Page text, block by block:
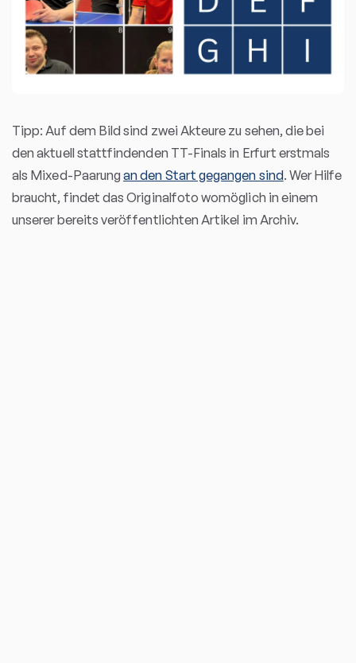
Tipp: Auf dem Bild sind zwei Akteure zu sehen, die bei
den aktuell stattfindenden TT-Finals in Erfurt erstmals
als Mixed-Paarungan den Start gegangen sind. Wer Hilfe
braucht, findet das Originalfoto womöglich in einem
unserer bereits veröffentlichten Artikel im Archiv.